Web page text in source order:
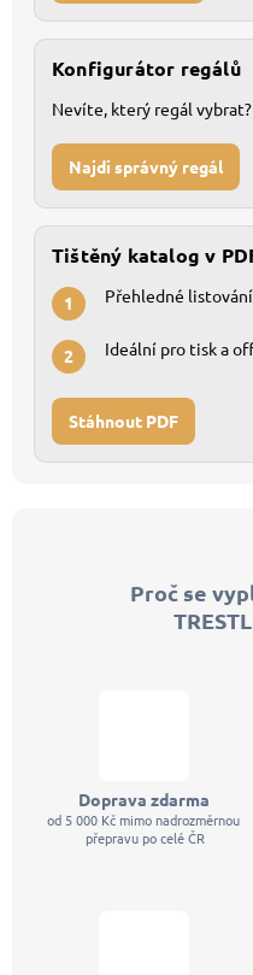
Konfigurátor regálů
Nevíte, který regál vybrat?
Najdi správný regál
Tištěný katalog v
1 Přehledné
2 Ideální pro tisk a
Stáhnout PDF
Proč se
Doprava zdarma
od 5 000 Kč mimo nadrozměrnou
přepravu po celé ČR